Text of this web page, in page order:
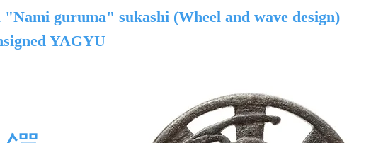
"Nami guruma" sukashi (Wheel and wave design)
YAGYU